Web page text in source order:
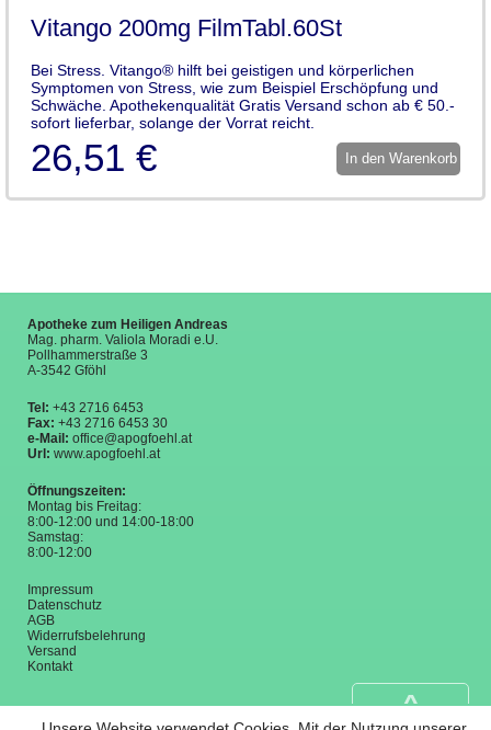
Vitango 200mg FilmTabl.60St
Bei Stress. Vitango® hilft bei geistigen und körperlichen
Symptomen von Stress, wie zum Beispiel Erschöpfung und
Schwäche. Apothekenqualität Gratis Versand schon ab € 50.-
sofort lieferbar, solange der Vorrat reicht.
26,51 € In den Warenkorb
Apotheke zum Heiligen Andreas
Mag. pharm. Valiola Moradi e.U.
Pollhammerstraße 3
A-3542 Gföhl
Tel: +43 2716 6453
Fax: +43 2716 6453 30
e-Mail: office@apogfoehl.at
Url: www.apogfoehl.at
Öffnungszeiten:
Montag bis Freitag:
8:00-12:00 und 14:00-18:00
Samstag:
8:00-12:00
Impressum
Datenschutz
AGB
Widerrufsbelehrung
Versand
Kontakt
^